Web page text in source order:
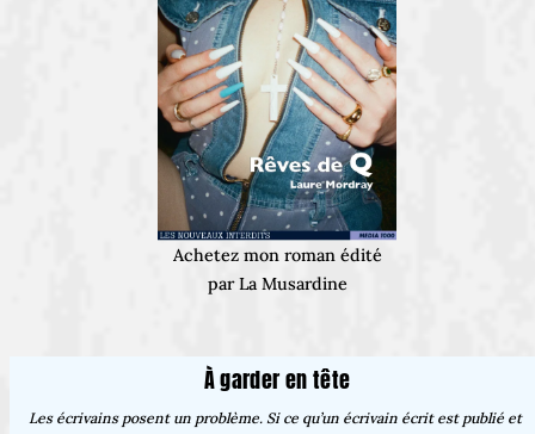
Achetez mon roman édité
par La Musardine
À garder en tête
Les écrivains posent un problème. Si ce qu’un écrivain écrit est publié et